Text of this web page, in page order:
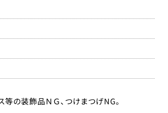
等の装飾品ＮＧ、つけまつげNG。